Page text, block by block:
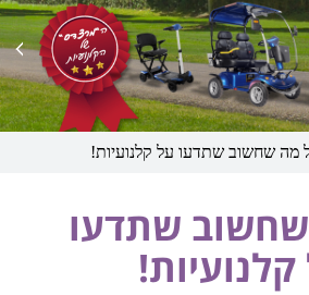
prev
מה שחשוב שתדעו על קלנועיות!
שתדעו